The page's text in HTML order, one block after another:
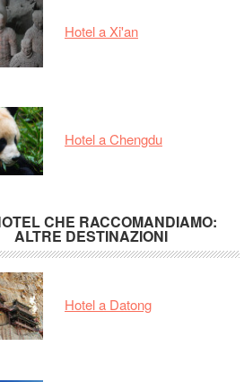
Hotel a Xi'an
Hotel a Chengdu
CHE RACCOMANDIAMO:
ALTRE DESTINAZIONI
Hotel a Datong